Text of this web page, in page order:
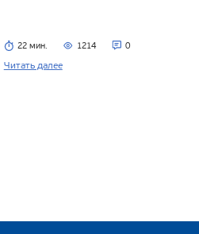
22 мин. 1214 0
Читать далее